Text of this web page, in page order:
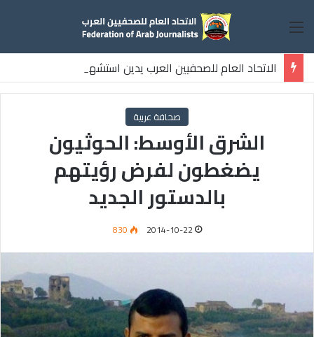
القائمة
الاتحاد العام للصحفيين العرب يدين استشهاد
ثلاثة صحفيين فلسطينيين باستهداف إسرائيلي وسط قطاع غزة
صحافة عربية
الشرق الأوسط: الحوثيون
يضغطون لفرض رؤيتهم
بالدستور الجديد
2014-10-22
830